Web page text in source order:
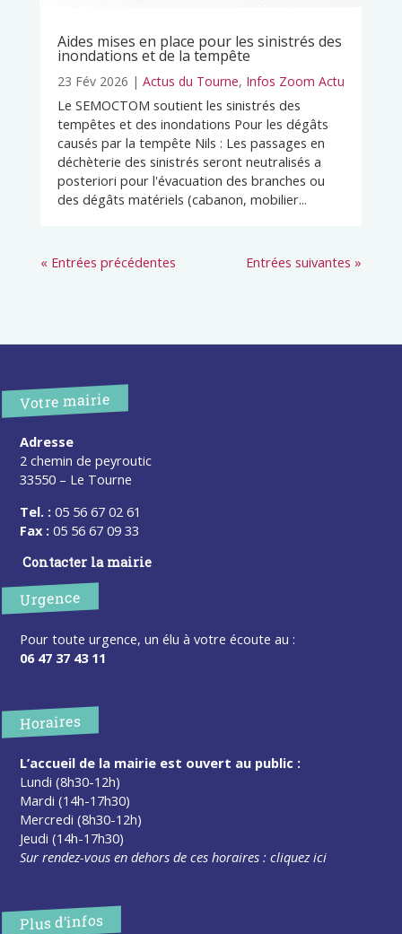
Aides mises en place pour les sinistrés des
inondations et de la tempête
23 Fév 2026 | Actus du Tourne, Infos Zoom Actu
Le SEMOCTOM soutient les sinistrés des
tempêtes et des inondations Pour les dégâts
causés par la tempête Nils : Les passages en
déchèterie des sinistrés seront neutralisés a
posteriori pour l'évacuation des branches ou
des dégâts matériels (cabanon, mobilier...
« Entrées précédentes Entrées suivantes »
Votre mairie
Adresse
2 chemin de peyroutic
33550 – Le Tourne
Tel. : 05 56 67 02 61
Fax : 05 56 67 09 33
Contacter la mairie
Urgence
Pour toute urgence, un élu à votre écoute au :
06 47 37 43 11
Horaires
L’accueil de la mairie est ouvert au public :
Lundi (8h30-12h)
Mardi (14h-17h30)
Mercredi (8h30-12h)
Jeudi (14h-17h30)
Sur rendez-vous en dehors de ces horaires :cliquez ici
Plus d’infos